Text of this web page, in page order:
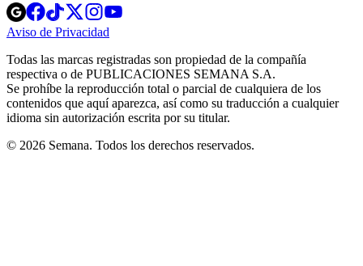
Opens
in
new
Opens
in
new
Opens
in
new
window
Opens
new
windowwindow
Aviso de Privacidad
new
window
Todas las marcas registradas son propiedad de la compañía
respectiva o de PUBLICACIONES SEMANA S.A.
Se prohíbe la reproducción total o parcial de cualquiera de los
contenidos que aquí aparezca, así como su traducción a cualquier
idioma sin autorización escrita por su titular.
© 2026 Semana. Todos los derechos reservados.